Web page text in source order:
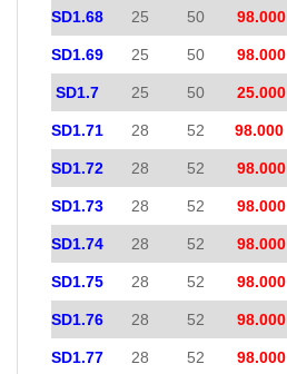
SD1.68 25 50 98.000
SD1.69 25 50 98.000
SD1.7 25 50 25.000
SD1.71 28 52 98.000
SD1.72 28 52 98.000
SD1.73 28 52 98.000
SD1.74 28 52 98.000
SD1.75 28 52 98.000
SD1.76 28 52 98.000
SD1.77 28 52 98.000